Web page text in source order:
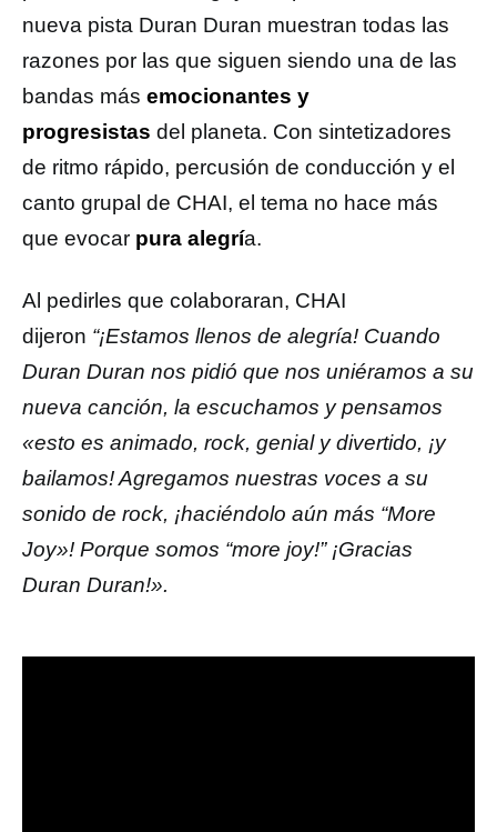
nueva pista Duran Duran muestran todas las
razones por las que siguen siendo una de las
bandas más emocionantes y
progresistas del planeta. Con sintetizadores
de ritmo rápido, percusión de conducción y el
canto grupal de CHAI, el tema no hace más
que evocar pura alegría.
Al pedirles que colaboraran, CHAI
dijeron “¡Estamos llenos de alegría! Cuando
Duran Duran nos pidió que nos uniéramos a su
nueva canción, la escuchamos y pensamos
«esto es animado, rock, genial y divertido, ¡y
bailamos! Agregamos nuestras voces a su
sonido de rock, ¡haciéndolo aún más “More
Joy»! Porque somos “more joy!” ¡Gracias
Duran Duran!».